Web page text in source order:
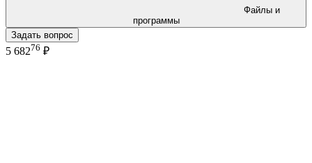
программы
Задать вопрос
5 68276 ₽